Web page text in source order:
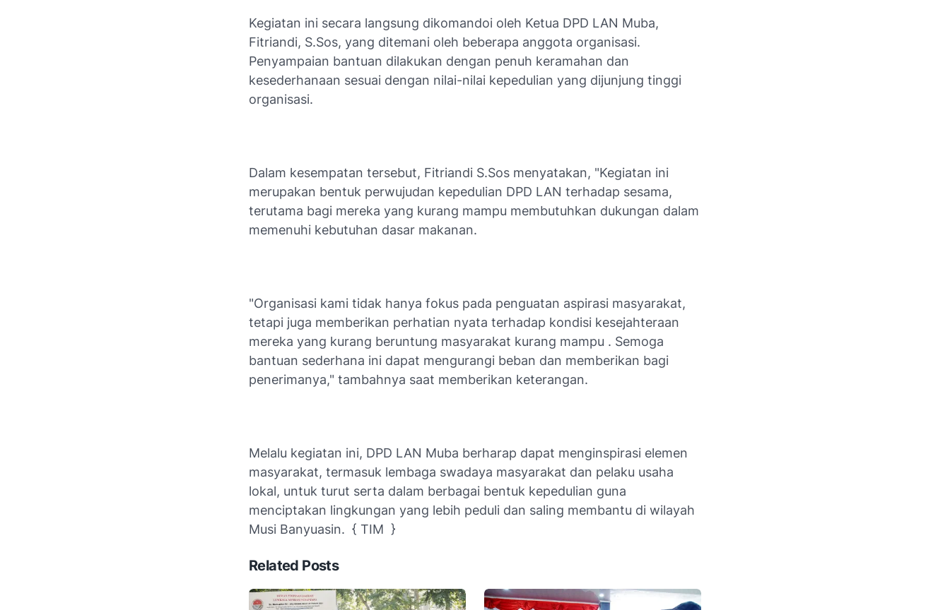
Kegiatan ini secara langsung dikomandoi oleh Ketua DPD LAN Muba,
Fitriandi, S.Sos, yang ditemani oleh beberapa anggota organisasi.
Penyampaian bantuan dilakukan dengan penuh keramahan dan
kesederhanaan sesuai dengan nilai-nilai kepedulian yang dijunjung tinggi
organisasi.
Dalam kesempatan tersebut, Fitriandi S.Sos menyatakan, "Kegiatan ini
merupakan bentuk perwujudan kepedulian DPD LAN terhadap sesama,
terutama bagi mereka yang kurang mampu membutuhkan dukungan dalam
memenuhi kebutuhan dasar makanan.
"Organisasi kami tidak hanya fokus pada penguatan aspirasi masyarakat,
tetapi juga memberikan perhatian nyata terhadap kondisi kesejahteraan
mereka yang kurang beruntung masyarakat kurang mampu . Semoga
bantuan sederhana ini dapat mengurangi beban dan memberikan bagi
penerimanya," tambahnya saat memberikan keterangan.
Melalu kegiatan ini, DPD LAN Muba berharap dapat menginspirasi elemen
masyarakat, termasuk lembaga swadaya masyarakat dan pelaku usaha
lokal, untuk turut serta dalam berbagai bentuk kepedulian guna
menciptakan lingkungan yang lebih peduli dan saling membantu di wilayah
Musi Banyuasin. { TIM }
Related Posts